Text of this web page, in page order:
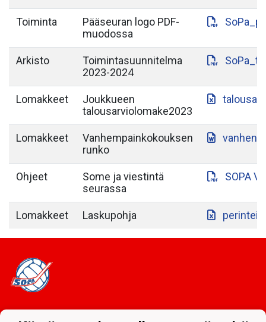
Toiminta
Pääseuran logo PDF-
muodossa
Arkisto
Toimintasuunnitelma
2023-2024
Lomakkeet
Joukkueen
talousarviolomake2023
Lomakkeet
Vanhempainkokouksen
runko
Ohjeet
Some ja viestintä
seurassa
SOPA
Lomakkeet Laskupohja